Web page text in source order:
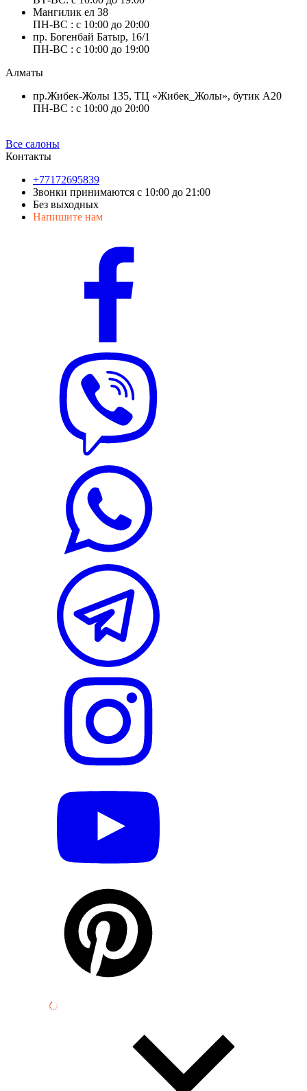
Мангилик ел 38
ПН-ВС : с 10:00 до 20:00
пр. Богенбай Батыр, 16/1
ПН-ВС : с 10:00 до 19:00
Алматы
пр.Жибек-Жолы 135, ТЦ «Жибек_Жолы», бутик А20
ПН-ВС : с 10:00 до 20:00
Все салоны
Контакты
+77172695839
Звонки принимаются с 10:00 до 21:00
Без выходных
Напишите нам